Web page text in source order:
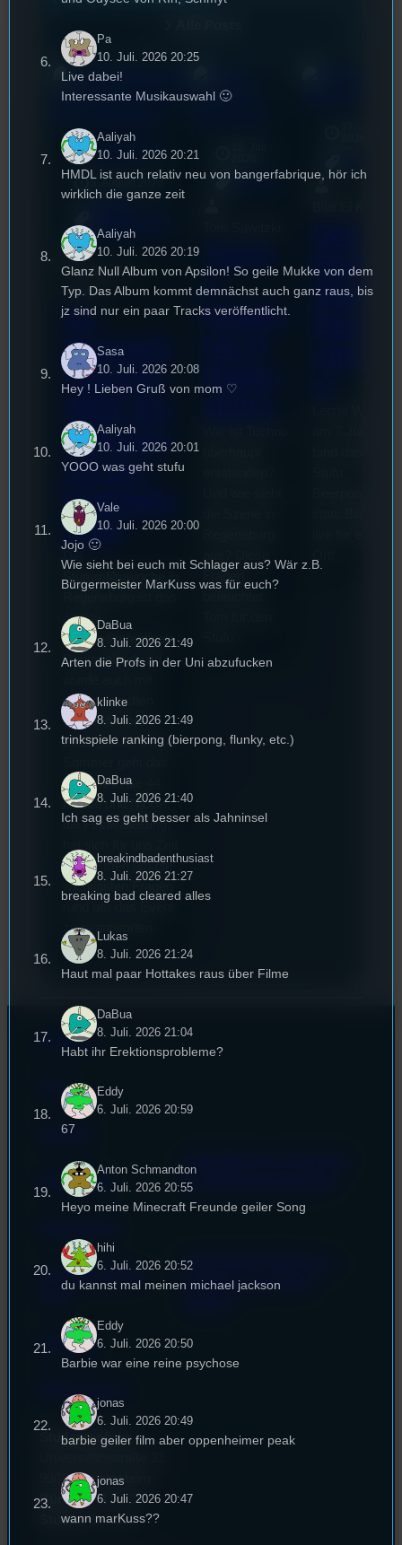
mic Stufu-Sporttalk
[S1/E13]
Veranstaltungen
Sao-Mai Sol
Nguyen
44.
Stummfil
mwoche
Interview
mit der
Festivalle
iterin
Die
Stummfilmwoche in
älteste
Stummfilmfestivals
Deutschland und
dem deutschen
Stummfilmpreis
2022 gekürt. Diesen
Festival in die 44.
Runde und Nicole,
die Festivalleitung,
genommen um die
wichtigsten Fragen
rund um das Event
zu beantworten.
Allgemein
o
Kollekt
Regen
Fragen
Erste
Stufu
Kontakt
FAQ
Satzung
Impressum
Cookie-Richtlinie
Empfang
für Medienwissenschaft
Powered by Airtime.pro –
Start your own radio
Studentenfunk
93053 Regensburg
Büro:PT 4.0.73
Studio:SH 1.39
Pa
10. Juli. 2026 20:25
Live dabei!
Interessante Musikauswahl 🙂
Aaliyah
10. Juli. 2026 20:21
HMDL ist auch relativ neu von bangerfabrique, hör ich
wirklich die ganze zeit
Aaliyah
10. Juli. 2026 20:19
Glanz Null Album von Apsilon! So geile Mukke von dem
Typ. Das Album kommt demnächst auch ganz raus, bis
jz sind nur ein paar Tracks veröffentlicht.
Sasa
10. Juli. 2026 20:08
Hey ! Lieben Gruß von mom ♡
Aaliyah
10. Juli. 2026 20:01
YOOO was geht stufu
Vale
10. Juli. 2026 20:00
Jojo 🙂
Wie sieht bei euch mit Schlager aus? Wär z.B.
Bürgermeister MarKuss was für euch?
DaBua
8. Juli. 2026 21:49
Arten die Profs in der Uni abzufucken
klinke
8. Juli. 2026 21:49
trinkspiele ranking (bierpong, flunky, etc.)
DaBua
8. Juli. 2026 21:40
Ich sag es geht besser als Jahninsel
breakindbadenthusiast
8. Juli. 2026 21:27
breaking bad cleared alles
Lukas
8. Juli. 2026 21:24
Haut mal paar Hottakes raus über Filme
DaBua
8. Juli. 2026 21:04
Habt ihr Erektionsprobleme?
Eddy
6. Juli. 2026 20:59
67
Anton Schmandton
6. Juli. 2026 20:55
Heyo meine Minecraft Freunde geiler Song
hihi
6. Juli. 2026 20:52
du kannst mal meinen michael jackson
Eddy
6. Juli. 2026 20:50
Barbie war eine reine psychose
jonas
6. Juli. 2026 20:49
barbie geiler film aber oppenheimer peak
jonas
6. Juli. 2026 20:47
wann marKuss??